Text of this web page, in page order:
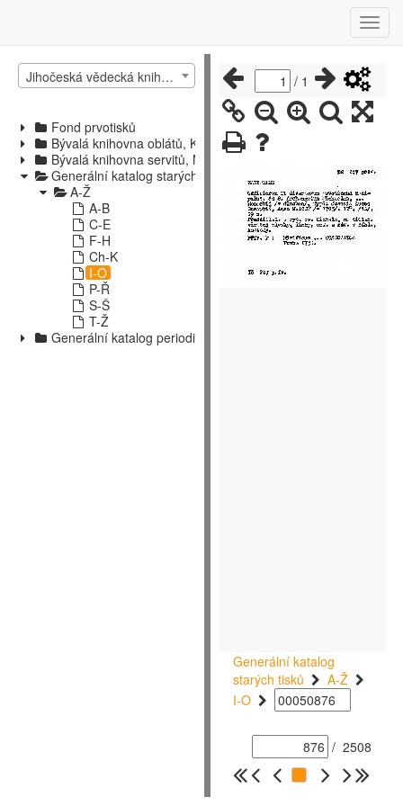
Jihočeská vědecká knihovna v Českých Budějovicích
Fond prvotisků
Bývalá knihovna oblátů, Kájov
Bývalá knihovna servitů, Nové Hrady
Generální katalog starých tisků
A-Ž
A-B
C-E
F-H
Ch-K
I-O
P-Ř
S-Š
T-Ž
Generální katalog periodik
/ 1
Generální katalog
starých tisků
A-Ž
I-O
/ 2508